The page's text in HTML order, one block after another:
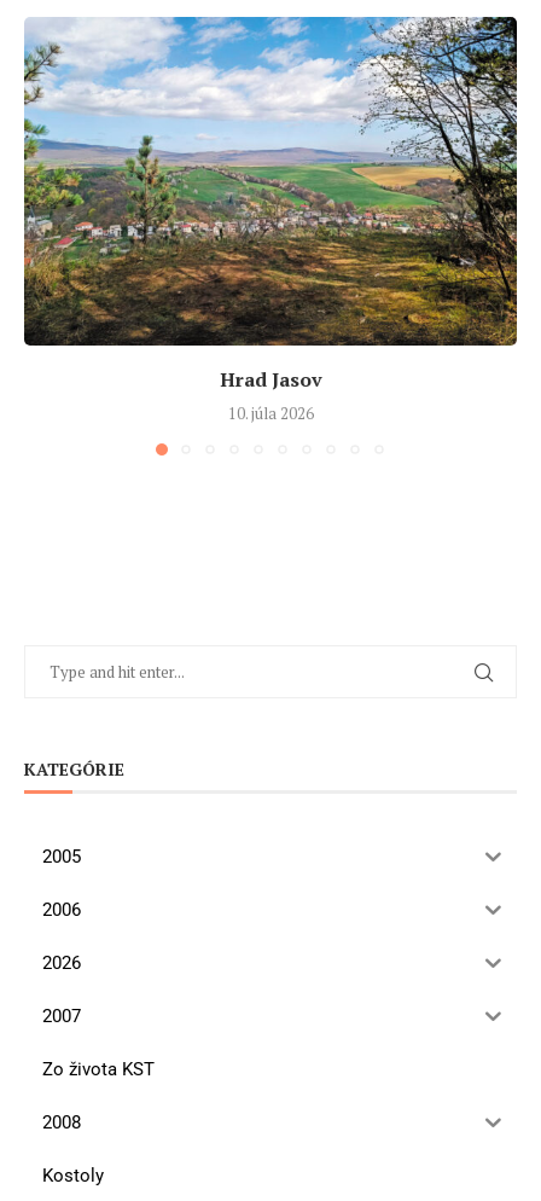
Hrad Jasov
10. júla 2026
KATEGÓRIE
2005
2006
2026
2007
Zo života KST
2008
Kostoly